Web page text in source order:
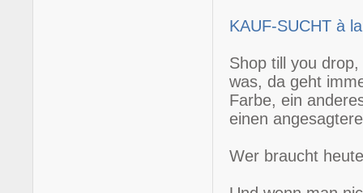
KAUF-SUCHT à
Shop till you
was, da geht
Farbe, ein
einen
Wer braucht